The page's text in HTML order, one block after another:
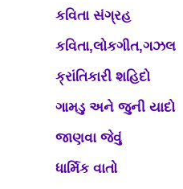
કવિતા સંગ્રહ
કવિતા,લોકગીત,ગઝલ
ક્રાંતિકારી શહિદો
ગામડુ અને જુની યાદો
જાણવા જેવું
ધાર્મિક વાતો